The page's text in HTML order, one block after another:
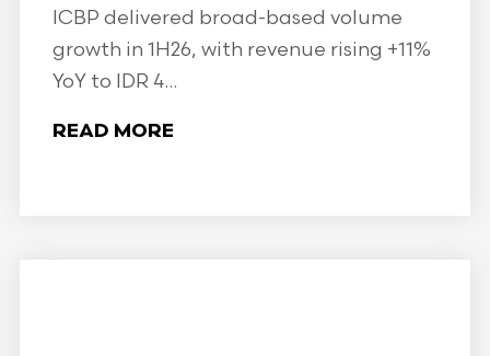
ICBP delivered broad-based volume
growth in 1H26, with revenue rising +11%
YoY to IDR 4...
READ MORE